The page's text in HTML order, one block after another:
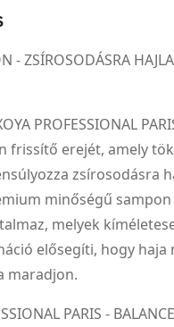
- ZSÍROSODÁSRA
PROFESSIONAL
frissítő erejét, amely
zsírosodásra
minőségű
melyek
elősegíti, hogy haja
maradjon.
PARIS -